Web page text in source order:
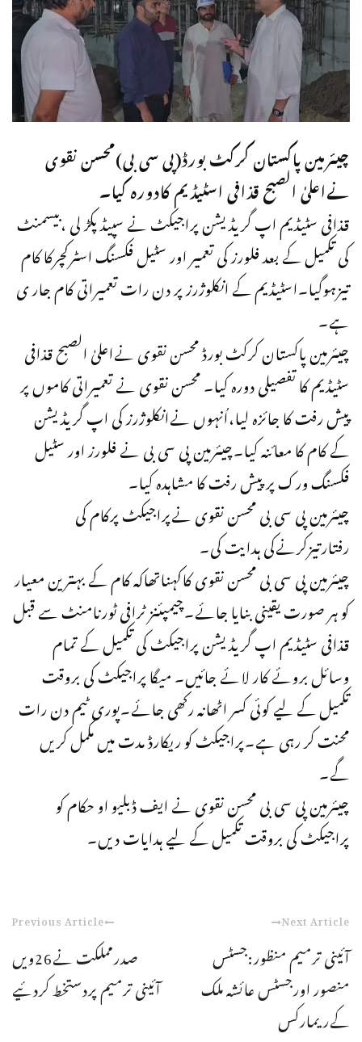
چیئرمین پاکستان کرکٹ بورڈ(پی سی بی)محسن نقوی
نےاعلیٰ الصبح قذافی اسٹیڈیم کادورہ کیا۔
قذافی سٹیڈیم اپ گریڈیشن پراجیکٹ نے سپیڈ پکڑ لی ،بیسمنٹ
کی تکمیل کے بعد فلورز کی تعمیر اور سٹیل فکسنگ اسٹرکچرکا کام
تیزہوگیا۔اسٹیڈیم کے انکلوژرز پر دن رات تعمیراتی کام جار ی
ہے۔
چیئرمین پاکستان کرکٹ بورڈ محسن نقوی نےاعلیٰ الصبح قذافی
سٹیڈیم کا تفصیلی دورہ کیا۔ محسن نقوی نے تعمیراتی کاموں پر
پیش رفت کا جائزہ لیا،اُنہوں نےانکلوژرز کی اپ گریڈیشن
کے کام کا معائنہ کیا۔چیئرمین پی سی بی نے فلورز اور سٹیل
فکسنگ ورک پر پیش رفت کا مشاہدہ کیا۔
چیئرمین پی سی بی محسن نقوی نےپراجیکٹ پرکام کی
رفتارتیزکرنےکی ہدایت کی۔
چیئرمین پی سی بی محسن نقوی کاکہناتھاکہ کام کے بہترین معیار
کو ہر صورت یقینی بنایا جائے۔چیمپئنز ٹرافی ٹورنامنٹ سے قبل
قذافی سٹیڈیم اپ گریڈیشن پراجیکٹ کی تکمیل کے تمام
وسائل بروئے کار لائے جائیں۔ میگا پراجیکٹ کی بروقت
تکمیل کے لیے کوئی کسر اٹھانہ رکھی جائے۔پوری ٹیم دن رات
محنت کر رہی ہے۔پراجیکٹ کو ریکارڈ مدت میں مکمل کریں
گے۔
چیئرمین پی سی بی محسن نقوی نے ایف ڈبلیو او حکام کو
پراجیکٹ کی بروقت تکمیل کے لیے ہدایات دیں۔
Previous Article
صدرمملکت نے26ویں
آئینی ترمیم پردستخط کردئیے
Next Article
آئینی ترمیم منظور:جسٹس
منصور اورجسٹس عائشہ ملک
کےریمارکس